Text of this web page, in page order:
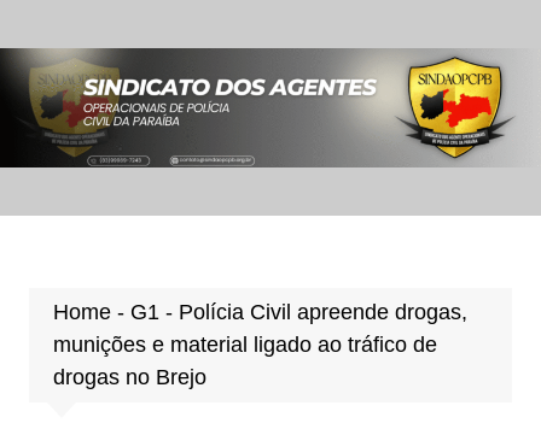
para
conteúdo
Home- G1 - Polícia Civil apreende drogas,
munições e material ligado ao tráfico de
drogas no Brejo